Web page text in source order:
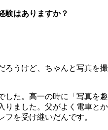
はありますか？
うけど、ちゃんと写真を撮
た。高一の時に「写真を趣
りました。父がよく電車とか
を受け継いだんです。